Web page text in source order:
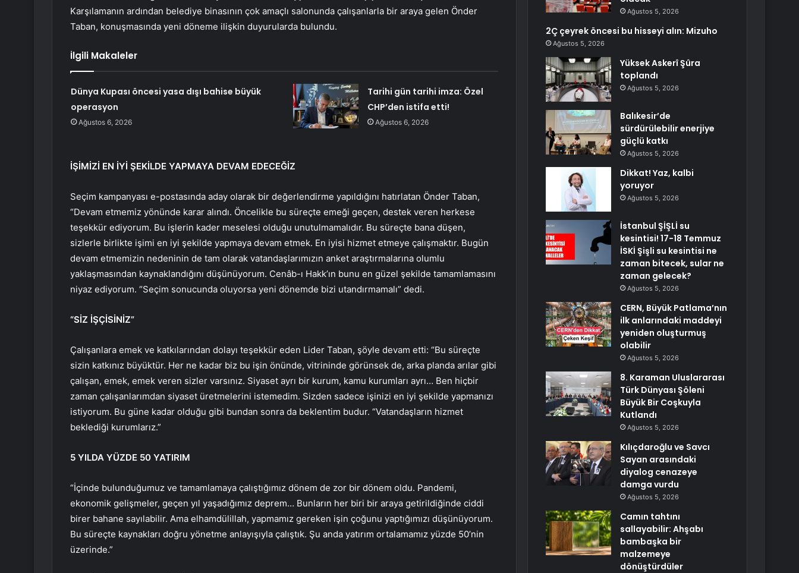
Karşılamanın ardından belediye binasının çok amaçlı salonunda çalışanlarla bir araya gelen Önder
Taban, konuşmasında yeni döneme ilişkin duyurularda bulundu.
İlgili Makaleler
Dünya Kupası öncesi yasa dışı bahise büyük
operasyon
Ağustos 6, 2026
Tarihi gün tarihi imza: Özel
CHP’den istifa etti!
Ağustos 6, 2026
İŞİMİZİ EN İYİ ŞEKİLDE YAPMAYA DEVAM EDECEĞİZ
Seçim kampanyası e-postasında aday olarak bir değerlendirme yapıldığını hatırlatan Önder Taban,
“Devam etmemiz yönünde karar alındı. Öncelikle bu süreçte emeği geçen, destek veren herkese
teşekkür ediyorum. Bu işlerin kader meselesi olduğu unutulmamalıdır. Bu süreçte bana düşen,
sizlerle birlikte işimi en iyi şekilde yapmaya devam etmek. En iyisi hizmet etmeye çalışmaktır. Bugün
devam etmemizin nedeninin de tam olarak vatandaşlarımızın anket araştırmalarına olumlu
yaklaşmasından kaynaklandığını düşünüyorum. Cenâb-ı Hakk’ın bunu en güzel şekilde tamamlamasını
niyaz ediyorum. “Seçim sonucunda oluyorsa yeni dönemde bizi utandırmamalı” dedi.
“SİZ İŞÇİSİNİZ”
Çalışanlara emek ve katkılarından dolayı teşekkür eden Lider Taban, şöyle devam etti: “Bu süreçte
sizin katkınız büyüktür. Her ne kadar biz bu işin önünde, vitrininde görünsek de, arka planda arılar gibi
çalışan, emek, emek veren sizler varsınız. Siyaset ayrı bir kurum, kamu kurumları ayrı… Ben hiçbir
zaman çalışanlarımdan siyaset üretmelerini istemedim. Sizden sadece işinizi en iyi şekilde yapmanızı
istiyorum. Bu güne kadar olduğu gibi bundan sonra da beklentim budur. “Vatandaşların hizmet
beklediği kurumlarız.”
5 YILDA YÜZDE 50 YATIRIM
“İçinde bulunduğumuz ve tamamlamaya çalıştığımız dönem de zor bir dönem oldu. Pandemi,
ekonomik gelişmeler, geçen yıl yaşadığımız deprem… Bunların her biri bir araya getirildiğinde ciddi
birer bahane sayılabilir. Ama elhamdülillah, yapmamız gereken işin çoğunu yaptığımızı düşünüyorum.
Bu süreçte kaynakları doğru yönetme anlayışıyla çalıştık. Şu anda yatırım ortalamamız yüzde 50’nin
üzerinde.”
Ağustos 5, 2026
2Ç çeyrek öncesi bu hisseyi alın: Mizuho
Ağustos 5, 2026
Yüksek Askerî Şûra
toplandı
Ağustos 5, 2026
Balıkesir’de
sürdürülebilir enerjiye
güçlü katkı
Ağustos 5, 2026
Dikkat! Yaz, kalbi
yoruyor
Ağustos 5, 2026
İstanbul ŞİŞLİ su
kesintisi! 17-18 Temmuz
İSKİ Şişli su kesintisi ne
zaman bitecek, sular ne
zaman gelecek?
Ağustos 5, 2026
CERN, Büyük Patlama’nın
ilk anlarındaki maddeyi
yeniden oluşturmuş
olabilir
Ağustos 5, 2026
8. Karaman Uluslararası
Türk Dünyası Şöleni
Büyük Bir Coşkuyla
Kutlandı
Ağustos 5, 2026
Kılıçdaroğlu ve Savcı
Sayan arasındaki
diyalog cenazeye
damga vurdu
Ağustos 5, 2026
Camın tahtını
sallayabilir: Ahşabı
bambaşka bir
malzemeye
dönüştürdüler